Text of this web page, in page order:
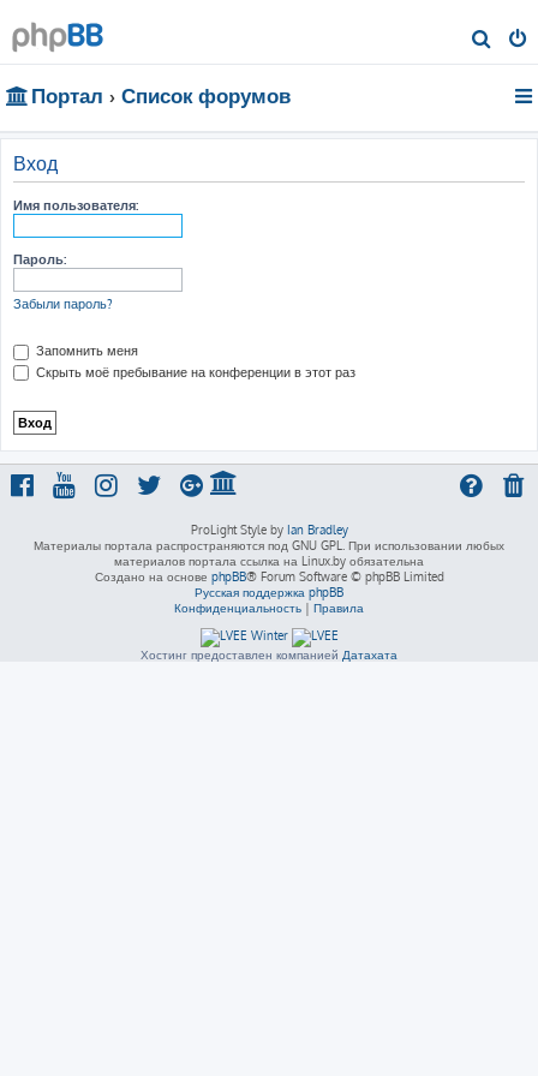
о
Портал Список форумов
Вход
Имя пользователя:
Пароль:
Забыли пароль?
Запомнить меня
Скрыть моё пребывание на конференции в этот раз
ProLight Style by Ian Bradley
Материалы портала распространяются под GNU GPL. При использовании любых
материалов портала ссылка на Linux.by обязательна
Создано на основе phpBB® Forum Software © phpBB Limited
Русская поддержка phpBB
Конфиденциальность | Правила
Хостинг предоставлен компанией Датахата